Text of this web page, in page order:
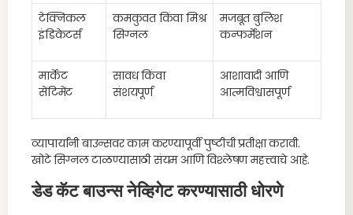
टेक्निकल
इंडिकेटर्स
कमकुवत किंवा मिश्र
सिग्नल
मजबूत बुलिश
कन्फर्मेशन
मार्केट
सेंटिमेंट
सावध किंवा
संशयपूर्ण
आशावादी आणि
आत्मविश्वासपूर्ण
व्यापार्यांनी बाउन्सवर काम करण्यापूर्वी पुष्टीची प्रतीक्षा करावी.
खोटे सिग्नल टाळण्यासाठी संयम आणि विश्लेषण महत्त्वाचे आहे.
डेड कॅट बाउन्स नेव्हिगेट करण्यासाठी धोरणे